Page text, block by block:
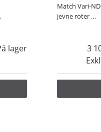
lager
Match Vari-
jevne roter …
3